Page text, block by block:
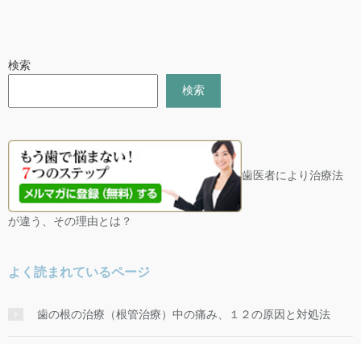
検索
検索
歯医者により治療法
が違う、その理由とは？
よく読まれているページ
歯の根の治療（根管治療）中の痛み、１２の原因と対処法